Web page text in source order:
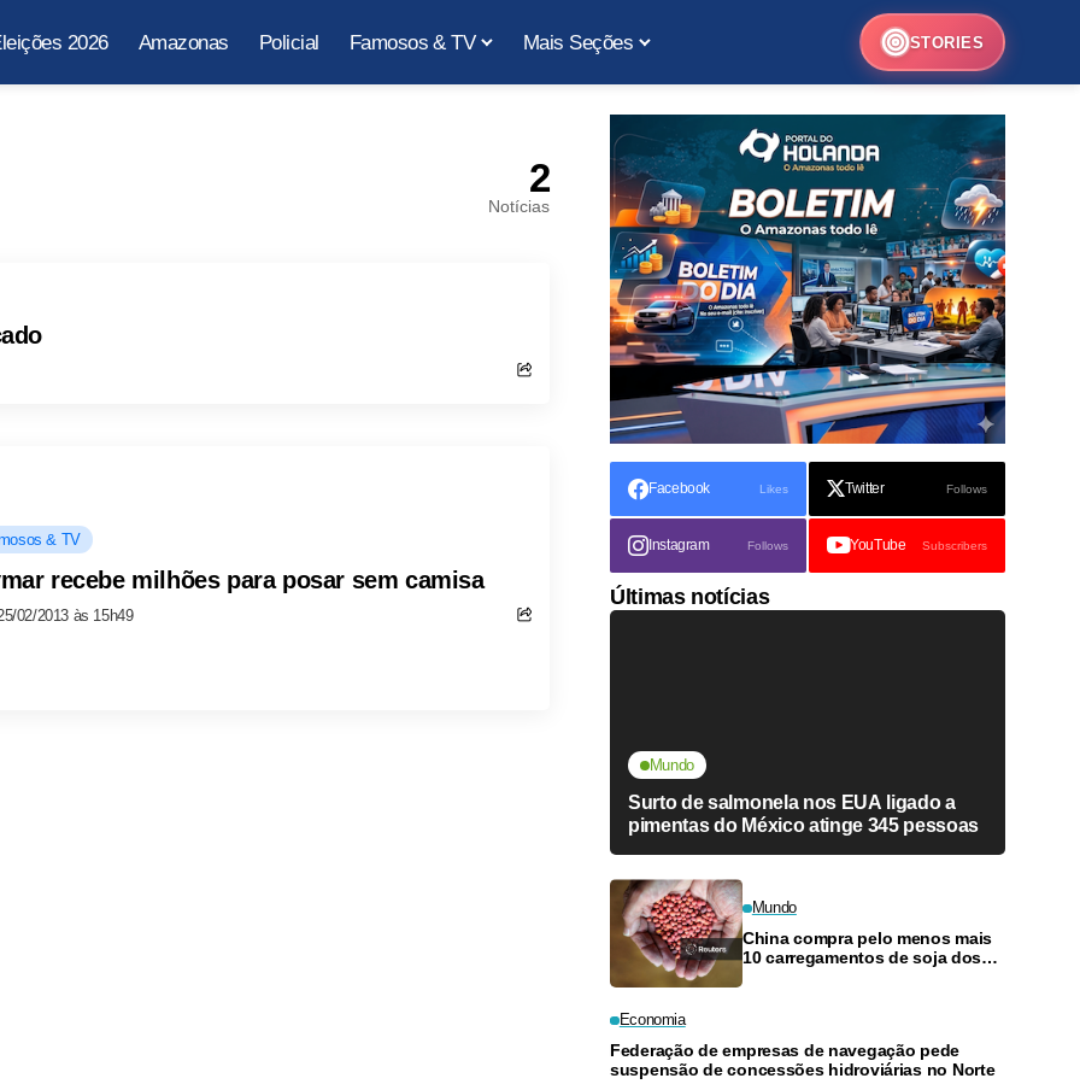
2026 Amazonas Policial Famosos & TV Mais Seções STORIES
2
Notícias
& TV
recebe milhões para posar sem camisa
02/2013 às 15h49
Facebook Likes Twitter Follows
Instagram Follows YouTube Subscribers
Últimas notícias
Mundo
Surto de salmonela nos EUA ligado a
pimentas do México atinge 345 pessoas
Mundo
China compra pelo menos mais
10 carregamentos de soja dos
Economia
Federação de empresas de navegação pede
suspensão de concessões hidroviárias no Norte